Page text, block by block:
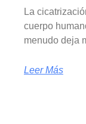
La
cuerpo
menudo deja
Leer Más